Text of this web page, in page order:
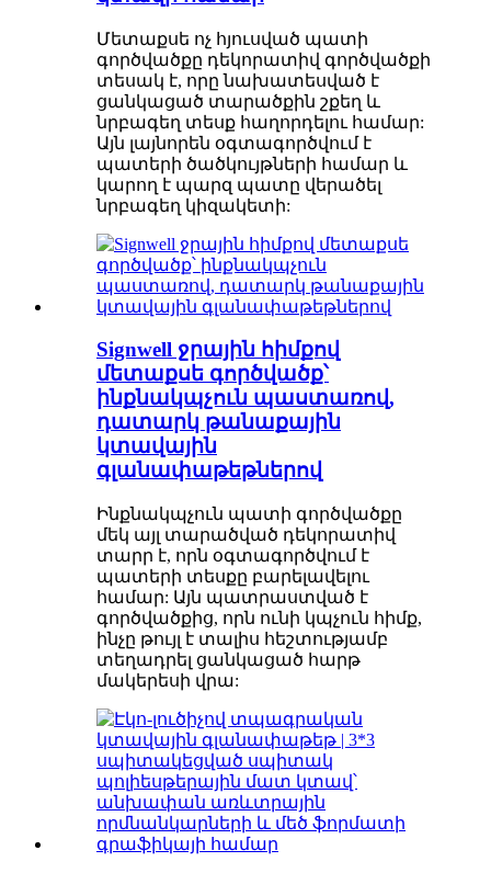
Մետաքսե ոչ հյուսված պատի
գործվածքը դեկորատիվ գործվածքի
տեսակ է, որը նախատեսված է
ցանկացած տարածքին շքեղ և
նրբագեղ տեսք հաղորդելու համար:
Այն լայնորեն օգտագործվում է
պատերի ծածկույթների համար և
կարող է պարզ պատը վերածել
նրբագեղ կիզակետի:
Signwell ջրային հիմքով
մետաքսե գործվածք՝
ինքնակպչուն պաստառով,
դատարկ թանաքային
կտավային
գլանափաթեթներով
Ինքնակպչուն պատի գործվածքը
մեկ այլ տարածված դեկորատիվ
տարր է, որն օգտագործվում է
պատերի տեսքը բարելավելու
համար: Այն պատրաստված է
գործվածքից, որն ունի կպչուն հիմք,
ինչը թույլ է տալիս հեշտությամբ
տեղադրել ցանկացած հարթ
մակերեսի վրա: